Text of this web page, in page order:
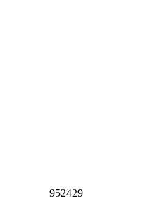
952429